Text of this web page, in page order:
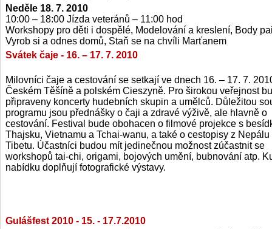
Neděle 18. 7. 2010
10:00 – 18:00 Jízda veteránů – 11:00 hod
Workshopy pro děti i dospělé, Modelování a kreslení, Body
Vyrob si a odnes domů, Staň se na chvíli Marťanem
Svátek čaje - 16. – 17. 7. 2010
Milovníci čaje a cestování se setkají ve dnech 16. – 17. 7.
Českém Těšíně a polském Cieszyně. Pro širokou veřejnost
připraveny koncerty hudebních skupin a umělců. Důležitou
programu jsou přednášky o čaji a zdravé výživě, ale hlavně o
cestování. Festival bude obohacen o filmové projekce s
Thajsku, Vietnamu a Tchai-wanu, a také o cestopisy z Nepálu
Tibetu. Účastníci budou mít jedinečnou možnost zúčastnit se
workshopů tai-chi, origami, bojových umění, bubnování atp.
nabídku doplňují fotografické výstavy.
Gulášfest 2010 - 15. - 17.7.2010